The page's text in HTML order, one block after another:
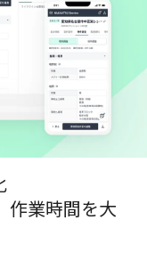
作業時間を大